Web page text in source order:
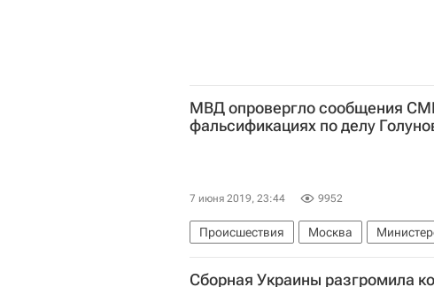
МВД опровергло сообщения
фальсификациях по делу
7 июня 2019, 23:44 9952
Происшествия Москва
Сборная Украины разгромила